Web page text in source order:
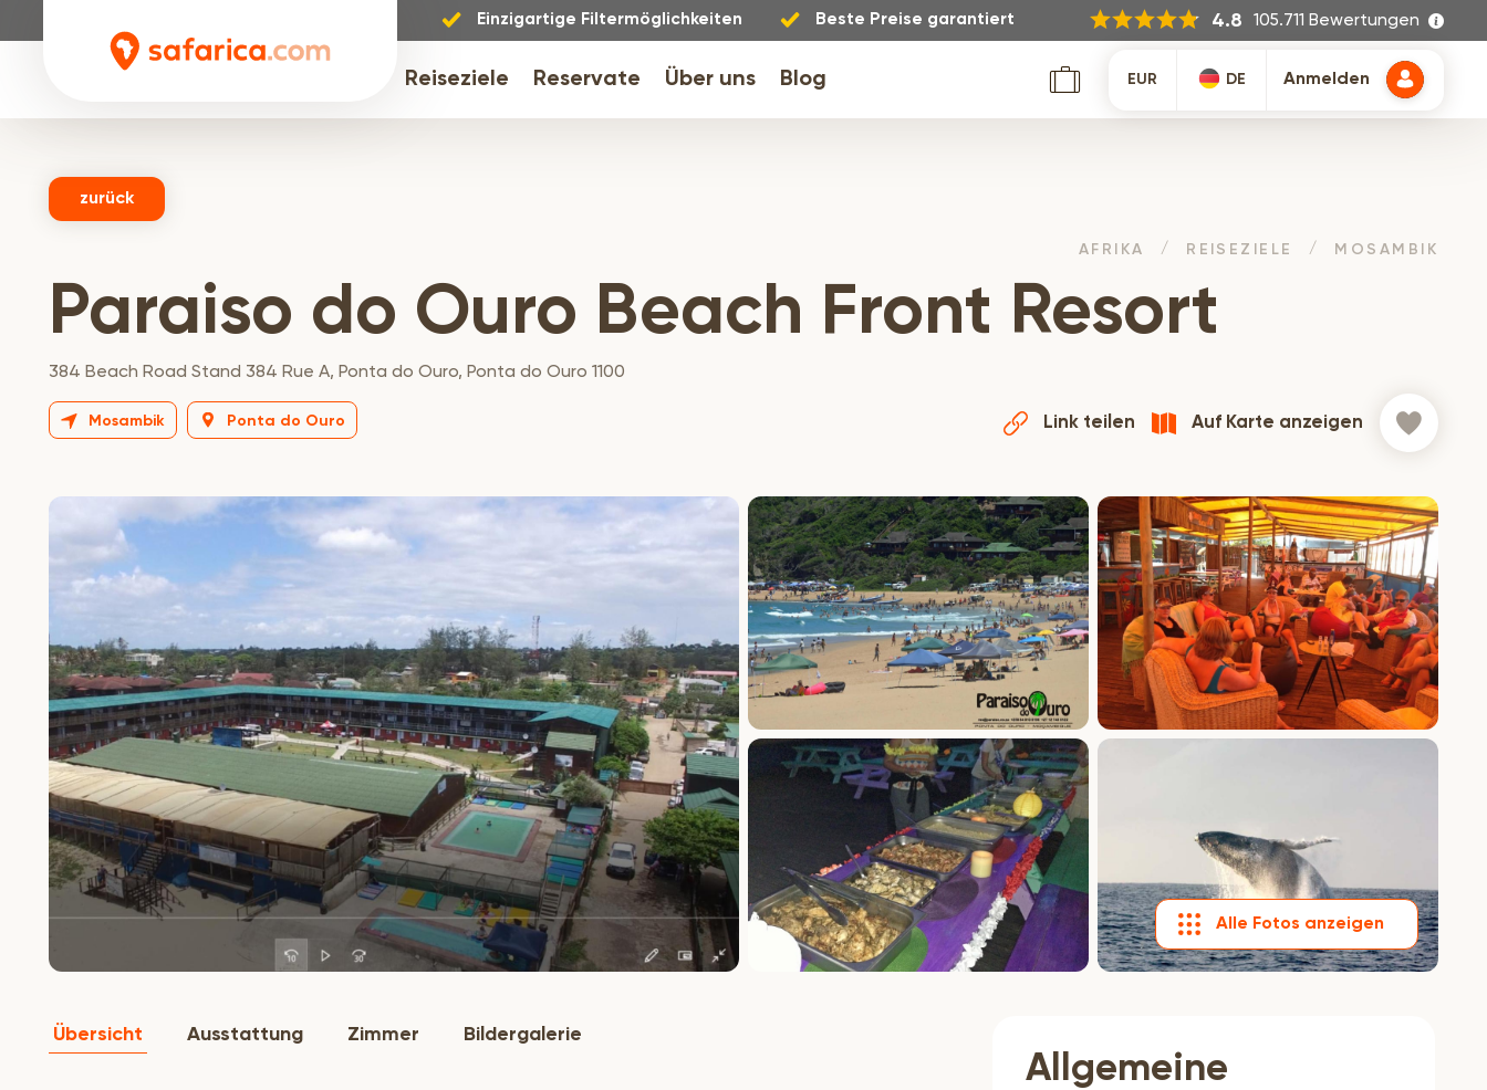
Einzigartige Filtermöglichkeiten Beste Preise garantiert 4.8 105.711 Bewertungen
Reiseziele Reservate Über uns Blog EUR DE Anmelden
zurück
AFRIKA REISEZIELE MOSAMBIK
Paraiso do Ouro Beach Front Resort
384 Beach Road Stand 384 Rue A, Ponta do Ouro, Ponta do Ouro 1100
Mosambik Ponta do Ouro Link teilen Auf Karte anzeigen
Alle Fotos anzeigen
Übersicht Ausstattung Zimmer Bildergalerie
Allgemeine